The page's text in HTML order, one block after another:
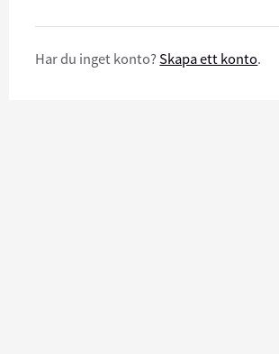
Har du inget konto? Skapa ett konto.